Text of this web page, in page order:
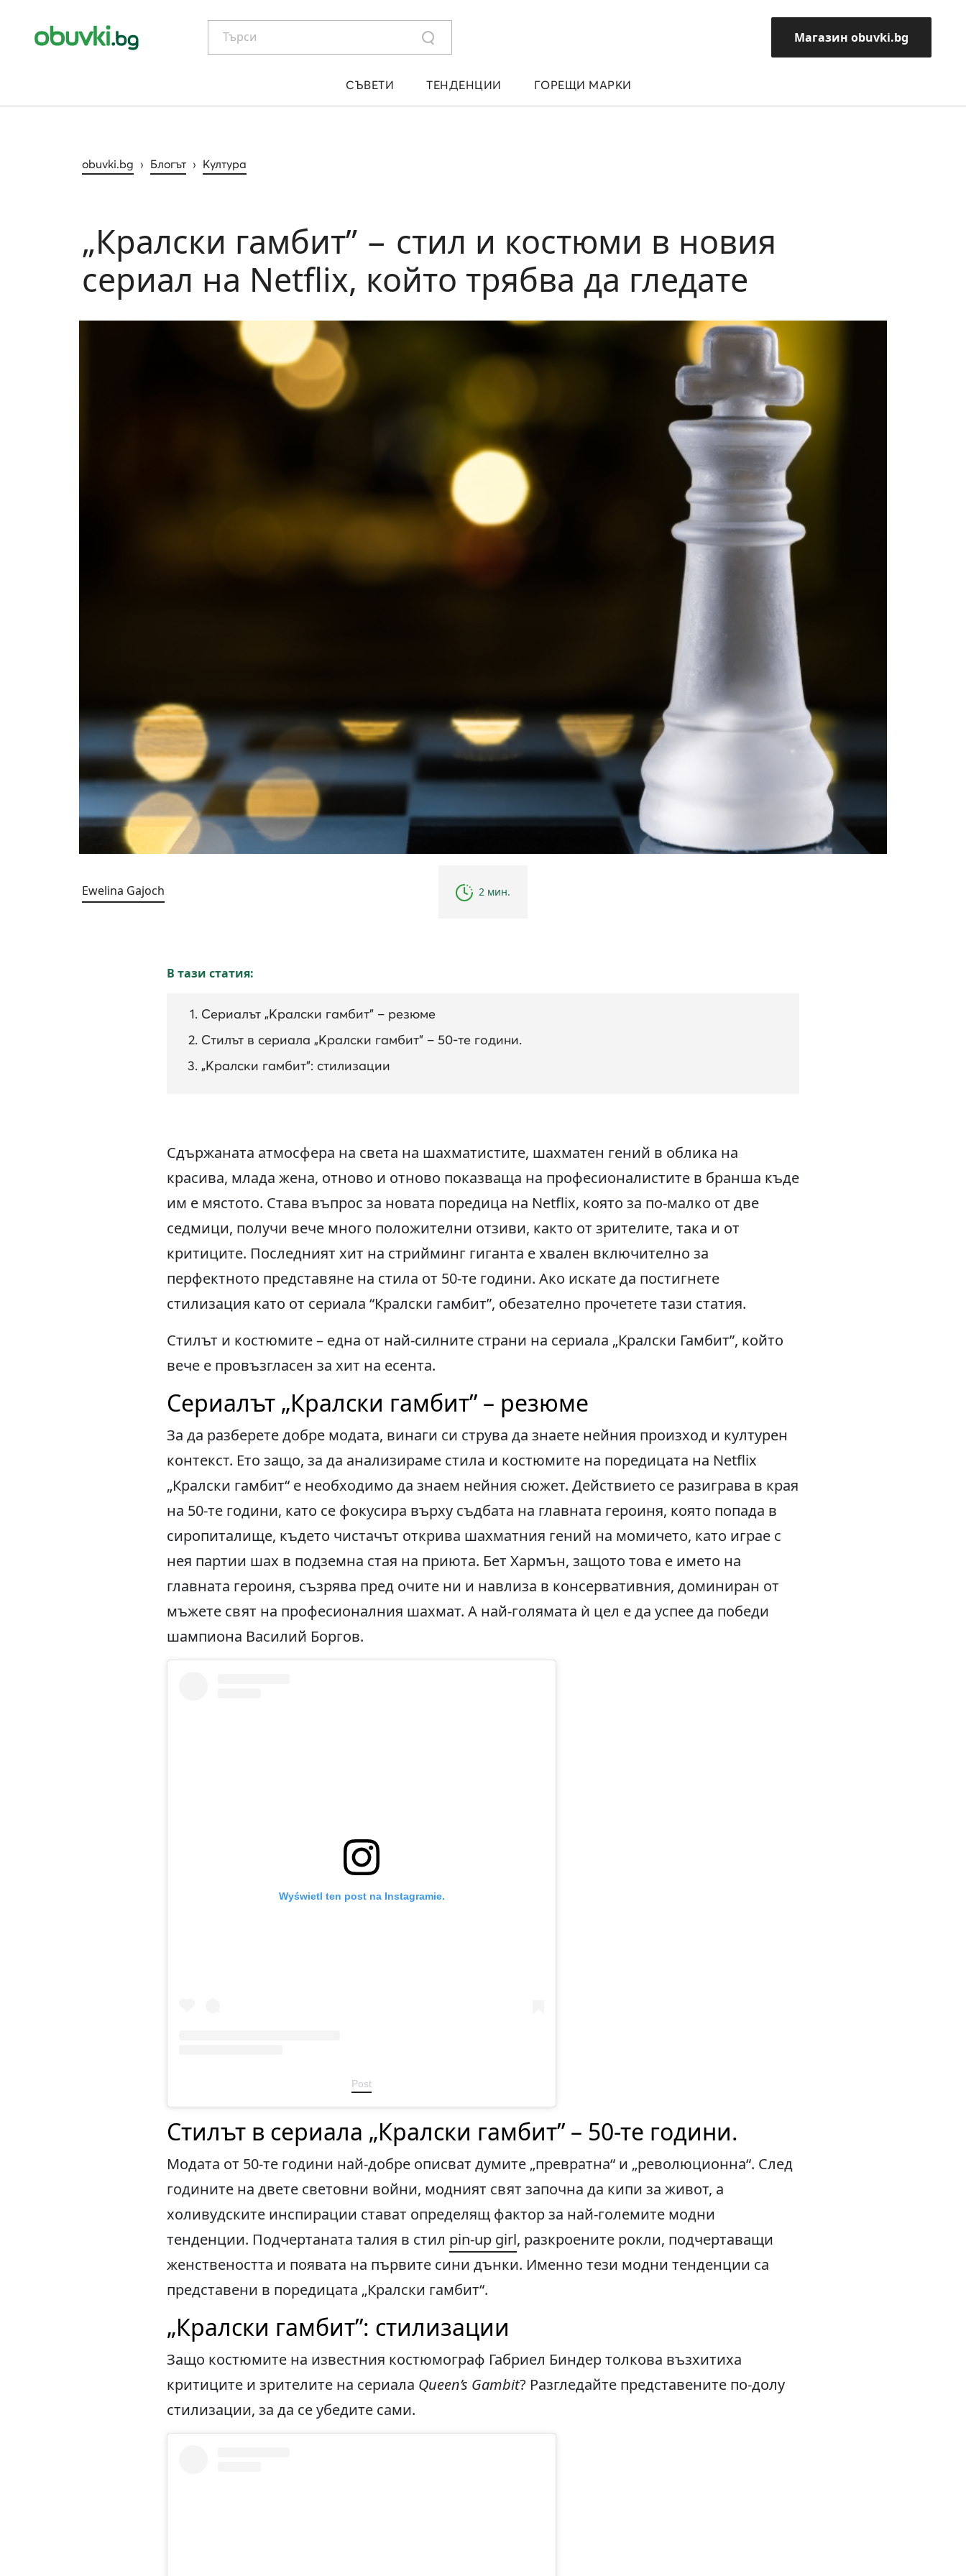
Търси Магазин obuvki.bg
СЪВЕТИ ТЕНДЕНЦИИ ГОРЕЩИ МАРКИ
obuvki.bg › Блогът › Култура
„Кралски гамбит” − стил и костюми в новия
сериал на Netflix, който трябва да гледате
Култура
Ewelina Gajoch 2 мин.
В тази статия:
Сериалът „Кралски гамбит” – резюме
Стилът в сериала „Кралски гамбит” – 50-те години.
„Кралски гамбит”: стилизации
Сдържаната атмосфера на света на шахматистите, шахматен гений в облика на
красива, млада жена, отново и отново показваща на професионалистите в бранша къде
им е мястото. Става въпрос за новата поредица на Netflix, която за по-малко от две
седмици, получи вече много положителни отзиви, както от зрителите, така и от
критиците. Последният хит на стрийминг гиганта е хвален включително за
перфектното представяне на стила от 50-те години. Ако искате да постигнете
стилизация като от сериала “Кралски гамбит”, обезателно прочетете тази статия.
Стилът и костюмите – една от най-силните страни на сериала „Кралски Гамбит”, който
вече е провъзгласен за хит на есента.
Сериалът „Кралски гамбит” – резюме
За да разберете добре модата, винаги си струва да знаете нейния произход и културен
контекст. Ето защо, за да анализираме стила и костюмите на поредицата на Netflix
„Кралски гамбит“ е необходимо да знаем нейния сюжет. Действието се разиграва в края
на 50-те години, като се фокусира върху съдбата на главната героиня, която попада в
сиропиталище, където чистачът открива шахматния гений на момичето, като играе с
нея партии шах в подземна стая на приюта. Бет Хармън, защото това е името на
главната героиня, съзрява пред очите ни и навлиза в консервативния, доминиран от
мъжете свят на професионалния шахмат. А най-голямата ѝ цел е да успее да победи
шампиона Василий Боргов.
Wyświetl ten post na Instagramie.
Post
Стилът в сериала „Кралски гамбит” – 50-те години.
Модата от 50-те години най-добре описват думите „превратна“ и „революционна“. След
годините на двете световни войни, модният свят започна да кипи за живот, а
холивудските инспирации стават определящ фактор за най-големите модни
тенденции. Подчертаната талия в стил pin-up girl, разкроените рокли, подчертаващи
женствеността и появата на първите сини дънки. Именно тези модни тенденции са
представени в поредицата „Кралски гамбит“.
„Кралски гамбит”: стилизации
Защо костюмите на известния костюмограф Габриел Биндер толкова възхитиха
критиците и зрителите на сериала Queen’s Gambit? Разгледайте представените по-долу
стилизации, за да се убедите сами.